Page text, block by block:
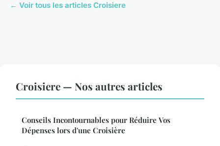
← Voir tous les articles Croisiere
Croisiere — Nos autres articles
Conseils Incontournables pour Réduire Vos
Dépenses lors d'une Croisière